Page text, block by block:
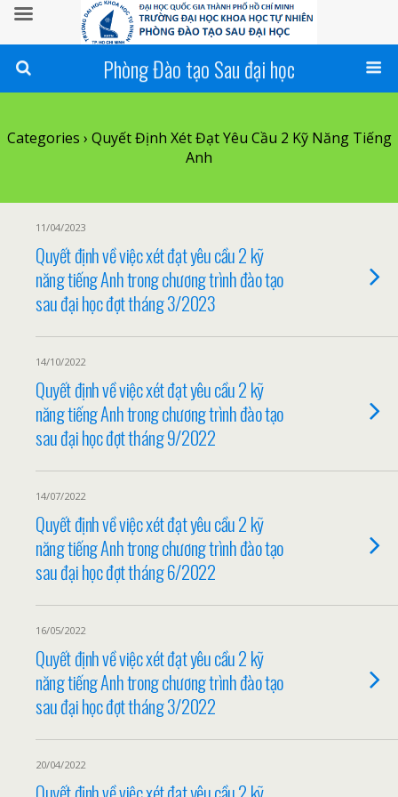
Phòng Đào tạo Sau đại học
Categories › Quyết Định Xét Đạt Yêu Cầu 2 Kỹ Năng Tiếng
Anh
11/04/2023
Quyết định về việc xét đạt yêu cầu 2 kỹ
năng tiếng Anh trong chương trình đào tạo
sau đại học đợt tháng 3/2023
14/10/2022
Quyết định về việc xét đạt yêu cầu 2 kỹ
năng tiếng Anh trong chương trình đào tạo
sau đại học đợt tháng 9/2022
14/07/2022
Quyết định về việc xét đạt yêu cầu 2 kỹ
năng tiếng Anh trong chương trình đào tạo
sau đại học đợt tháng 6/2022
16/05/2022
Quyết định về việc xét đạt yêu cầu 2 kỹ
năng tiếng Anh trong chương trình đào tạo
sau đại học đợt tháng 3/2022
20/04/2022